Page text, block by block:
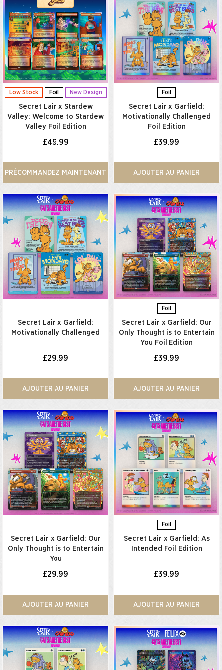
Low Stock Foil New Design
Secret Lair x Stardew
Valley: Welcome to Stardew
Valley Foil Edition
£49.99
PRÉCOMMANDEZ MAINTENANT
Foil
Secret Lair x Garfield:
Motivationally Challenged
Foil Edition​
£39.99
AJOUTER AU PANIER
Secret Lair x Garfield:
Motivationally Challenged​
£29.99
AJOUTER AU PANIER
Foil
Secret Lair x Garfield: Our
Only Thought is to Entertain
You Foil Edition​
£39.99
AJOUTER AU PANIER
Secret Lair x Garfield: Our
Only Thought is to Entertain
You​
£29.99
AJOUTER AU PANIER
Foil
Secret Lair x Garfield: As
Intended Foil Edition​
£39.99
AJOUTER AU PANIER